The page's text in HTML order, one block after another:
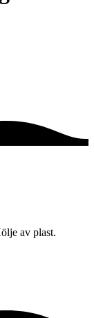
av plast.